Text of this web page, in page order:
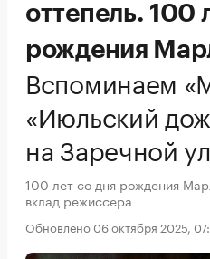
оттепель. 100
рождения
Вспоминаем
«Июльский
на Заречной
100 лет со дня рождения
вклад режиссера
Обновлено 06 октября 2025,